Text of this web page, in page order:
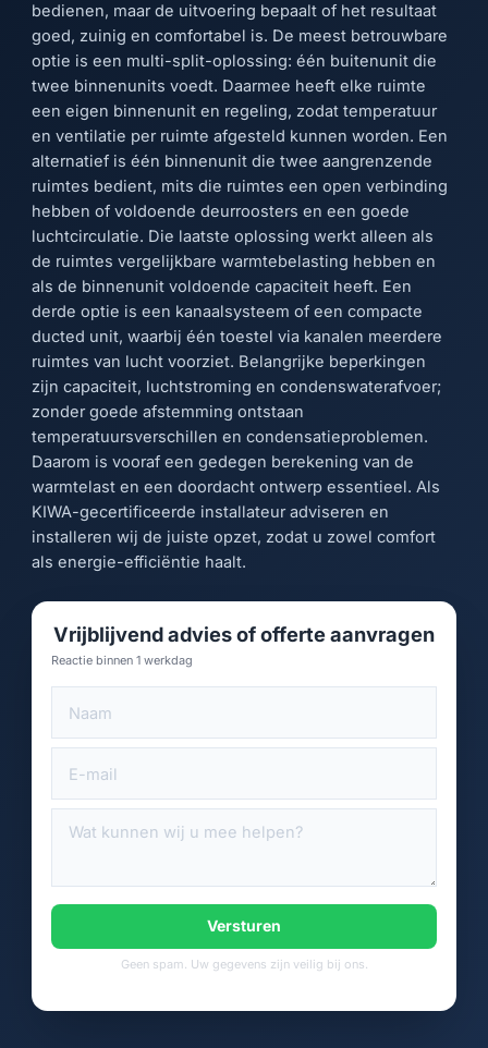
bedienen, maar de uitvoering bepaalt of het resultaat
goed, zuinig en comfortabel is. De meest betrouwbare
optie is een multi-split-oplossing: één buitenunit die
twee binnenunits voedt. Daarmee heeft elke ruimte
een eigen binnenunit en regeling, zodat temperatuur
en ventilatie per ruimte afgesteld kunnen worden. Een
alternatief is één binnenunit die twee aangrenzende
ruimtes bedient, mits die ruimtes een open verbinding
hebben of voldoende deurroosters en een goede
luchtcirculatie. Die laatste oplossing werkt alleen als
de ruimtes vergelijkbare warmtebelasting hebben en
als de binnenunit voldoende capaciteit heeft. Een
derde optie is een kanaalsysteem of een compacte
ducted unit, waarbij één toestel via kanalen meerdere
ruimtes van lucht voorziet. Belangrijke beperkingen
zijn capaciteit, luchtstroming en condenswaterafvoer;
zonder goede afstemming ontstaan
temperatuursverschillen en condensatieproblemen.
Daarom is vooraf een gedegen berekening van de
warmtelast en een doordacht ontwerp essentieel. Als
KIWA-gecertificeerde installateur adviseren en
installeren wij de juiste opzet, zodat u zowel comfort
als energie-efficiëntie haalt.
Vrijblijvend advies of offerte aanvragen
Reactie binnen 1 werkdag
Versturen
Geen spam. Uw gegevens zijn veilig bij ons.